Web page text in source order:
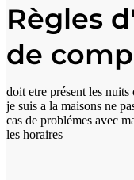
Règles
de
doit etre présent les
je suis a la maisons ne
cas de problémes avec
les horaires